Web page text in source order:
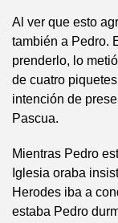
Al ver que esto
también a Pedro.
prenderlo, lo
de cuatro
intención de
Pascua.
Mientras Pedro
Iglesia oraba
Herodes iba a
estaba Pedro